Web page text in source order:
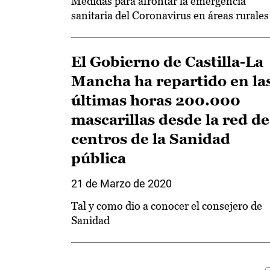
sanitaria del Coronavirus en áreas rurales
El Gobierno de Castilla-La
Mancha ha repartido en
últimas horas 200.000
mascarillas desde la red de
centros de la Sanidad
pública
21 de Marzo de 2020
Tal y como dio a conocer el consejero de
Sanidad